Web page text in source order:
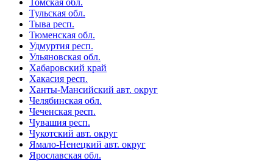
Тульская обл.
Тыва респ.
Тюменская обл.
Удмуртия респ.
Ульяновская обл.
Хабаровский край
Хакасия респ.
Ханты-Мансийский авт. округ
Челябинская обл.
Чеченская респ.
Чувашия респ.
Чукотский авт. округ
Ямало-Ненецкий авт. округ
Ярославская обл.